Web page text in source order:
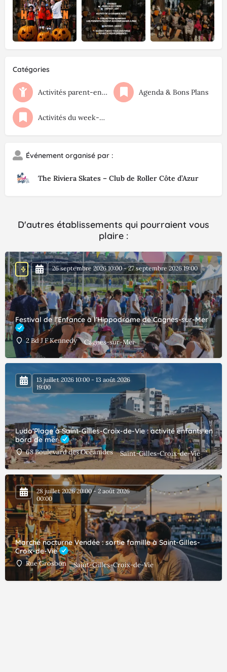
Catégories
Activités parent-enfant Agenda & Bons Plans
Activités du week-end
Événement organisé par :
The Riviera Skates – Club de Roller Côte d’Azur
D'autres établissements qui pourraient vous
plaire :
Festival de l’Enfance à l’Hippodrome de Cagnes-sur-Mer
2 Bd J F Kennedy Cagnes-sur-Mer
26 septembre 2026 10:00 - 27 septembre 2026 19:00
Ludo’Plage à Saint-Gilles-Croix-de-Vie : activité enfants en
bord de mer
68 Boulevard des Océanides Saint-Gilles-Croix-de-Vie
13 juillet 2026 10:00 - 13 août 2026
19:00
Marché nocturne Vendée : sortie famille à Saint-Gilles-
Croix-de-Vie
Rue Grosbon Saint-Gilles-Croix-de-Vie
28 juillet 2026 20:00 - 2 août 2026
00:00